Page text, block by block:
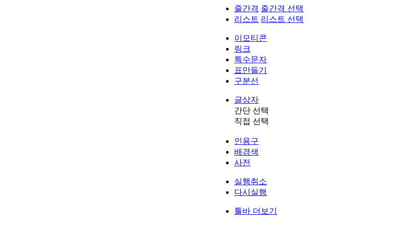
줄간격 줄간격 선택
리스트 리스트 선택
이모티콘
링크
특수문자
표만들기
구분선
글상자
간단 선택
직접 선택
인용구
배경색
사전
실행취소
다시실행
툴바 더보기